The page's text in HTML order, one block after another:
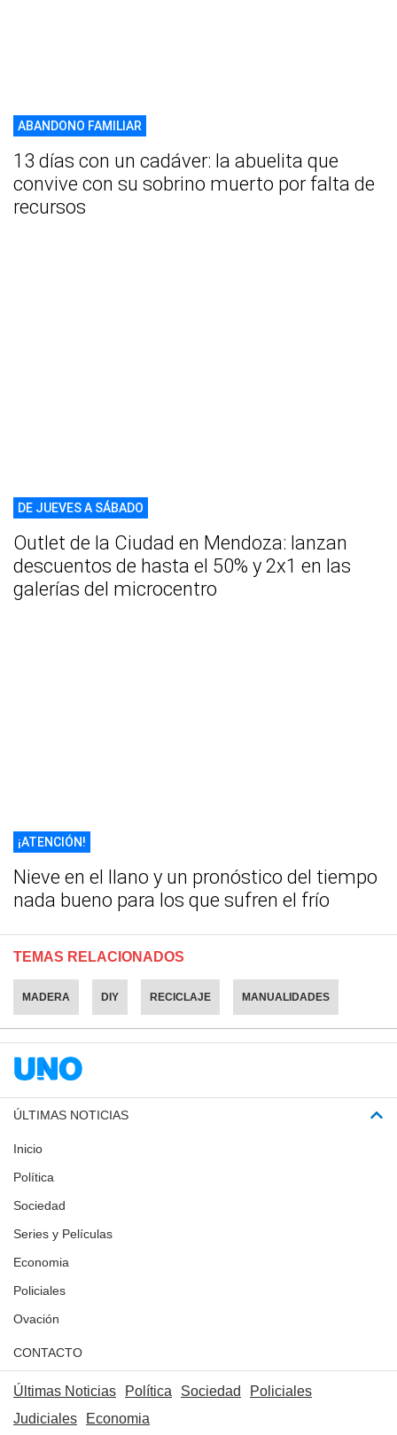
ABANDONO FAMILIAR
13 días con un cadáver: la abuelita que
convive con su sobrino muerto por falta de
recursos
DE JUEVES A SÁBADO
Outlet de la Ciudad en Mendoza: lanzan
descuentos de hasta el 50% y 2x1 en las
galerías del microcentro
¡ATENCIÓN!
Nieve en el llano y un pronóstico del tiempo
nada bueno para los que sufren el frío
TEMAS RELACIONADOS
MADERA DIY RECICLAJE MANUALIDADES
ÚLTIMAS NOTICIAS
Inicio
Política
Sociedad
Series y Películas
Economia
Policiales
Ovación
CONTACTO
Últimas Noticias Política Sociedad
Policiales
Judiciales
Economia